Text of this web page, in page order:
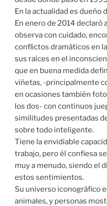
En la actualidad es dueño
En enero de 2014 declaró
observa con cuidado,
conflictos dramáticos en
sus raíces en el
que en buena medida
viñetas, -principalmente
en ocasiones también
los dos- con continuos
similitudes presentadas
sobre todo inteligente.
Tiene la envidiable
trabajo, pero él confiesa
muy a menudo, siendo el
estos sentimientos.
Su universo iconográfico
animales, y personas